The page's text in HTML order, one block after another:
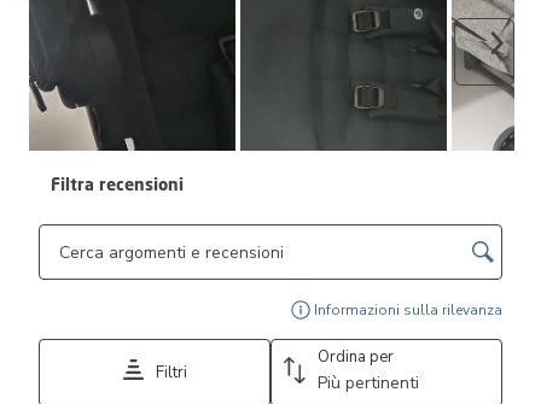
Filtra recensioni
Cerca argomenti e ricerca delle recensioni
Informazioni sulla rilevanza
Filtri
Ordina per
Più pertinenti